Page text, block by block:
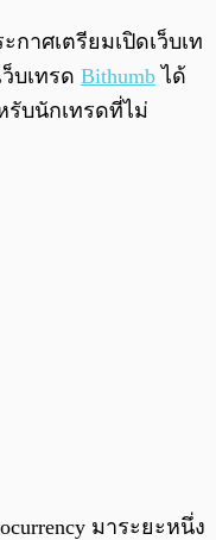
กาศเตรียมเปิดเว็บเท
บเทรด Bithumb ได้
รับนักเทรดที่ไม่
มาระยะหนึ่ง